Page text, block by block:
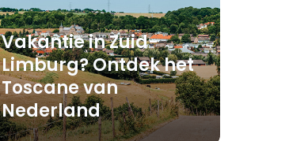
Vakantie in Zuid-
Limburg? Ontdek het
Toscane van
Nederland